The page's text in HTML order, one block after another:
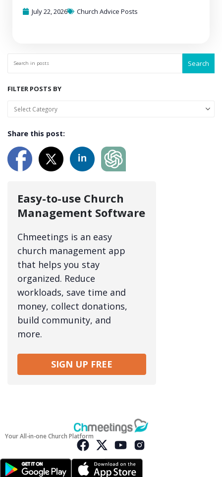
July 22, 2026
Church Advice Posts
Search
FILTER POSTS BY
Share this post:
Easy-to-use Church
Management Software
Chmeetings is an easy
church management app
that helps you stay
organized. Reduce
workloads, save time and
money, collect donations,
build community, and
more.
SIGN UP FREE
Your All-in-one Church Platform